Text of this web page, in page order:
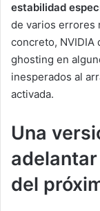
estabilidad
de varios errores
concreto,
ghosting en
inesperados al
activada.
Una
del